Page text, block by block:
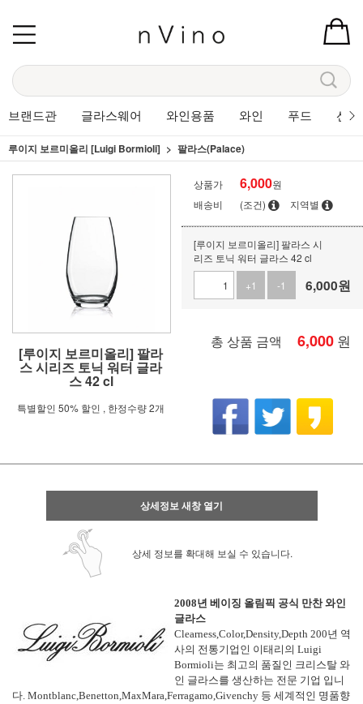
브랜드관 글라스웨어 와인용품 와인 푸드 선
루이지 보르미올리 [Luigi Bormioli] 팔라스(Palace)
[루이지 보르미올리] 팔라
스 시리즈 토닉 워터 글라
스 42 cl
특별할인 50% 할인 , 한정수량 2개
상품가 6,000원
배송비
(조건) 지역별
[루이지 보르미올리] 팔라스 시
리즈 토닉 워터 글라스 42 cl
+1
-1 6,000원
총 상품 금액 6,000 원
상세정보 새창 열기
상세 정보를 확대해 보실 수 있습니다.
2008년 베이징 올림픽 공식 만찬 와인
글라스
Clearness,Color,Density,Depth 200년 역
사의 전통기업인 이태리의 Luigi
Bormioli는 최고의 품질인 크리스탈 와
인 글라스를 생산하는 전문 기업 입니
다. Montblanc,Benetton,MaxMara,Ferragamo,Givenchy 등 세계적인 명품향